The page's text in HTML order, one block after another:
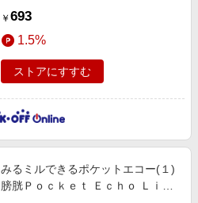
￥ 693
1.5%
ストアにすすむ
みるミルできるポケットエコー(１)
膀胱Ｐｏｃｋｅｔ Ｅｃｈｏ Ｌｉｆ